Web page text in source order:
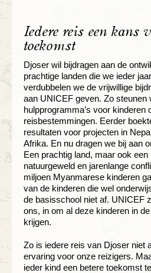
Iedere reis een kans
toekomst
Djoser wil bijdragen aan de
prachtige landen die we ieder
verdubbelen we de vrijwillige
aan UNICEF geven. Zo steunen
hulpprogramma’s voor kinderen
reisbestemmingen. Eerder
resultaten voor projecten in
Afrika. En nu dragen we bij aan
Een prachtig land, maar ook
natuurgeweld en jarenlange
miljoen Myanmarese kinderen
van de kinderen die wel
de basisschool niet af. UNICEF
ons, in om al deze kinderen in
krijgen.
Zo is iedere reis van Djoser niet
ervaring voor onze reizigers.
ieder kind een betere toekomst